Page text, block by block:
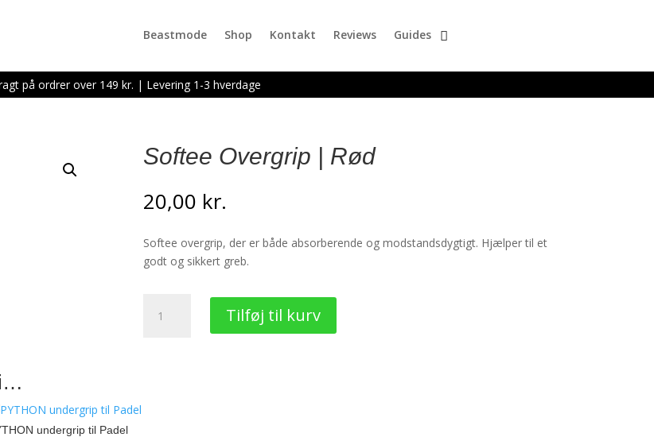
Beastmode Shop Kontakt Reviews Guides
på ordrer over 149 kr. | Levering 1-3 hverdage
Softee Overgrip | Rød
20,00 kr.
Softee overgrip, der er både absorberende og modstandsdygtigt. Hjælper til et
godt og sikkert greb.
Overgrip
Tilføj til kurv
undergrip til Padel